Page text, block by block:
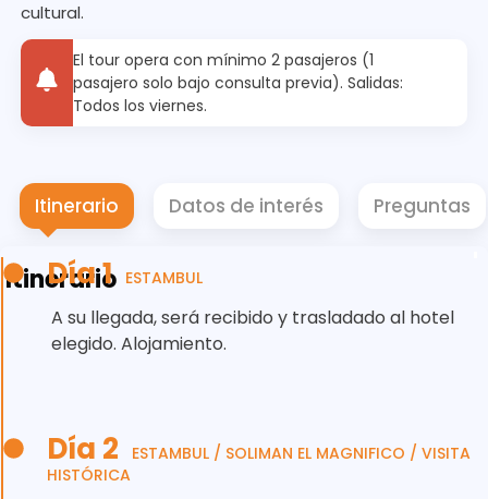
cultural.
El tour opera con mínimo 2 pasajeros (1
pasajero solo bajo consulta previa). Salidas:
Todos los viernes.
Itinerario Datos de interés Preguntas
Itinerario
Día 1 ESTAMBUL
A su llegada, será recibido y trasladado al hotel
elegido. Alojamiento.
Día 2
ESTAMBUL / SOLIMAN EL MAGNIFICO / VISITA
HISTÓRICA